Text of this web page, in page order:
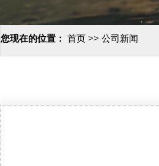
您现在的位置： 首页 >> 公司新闻